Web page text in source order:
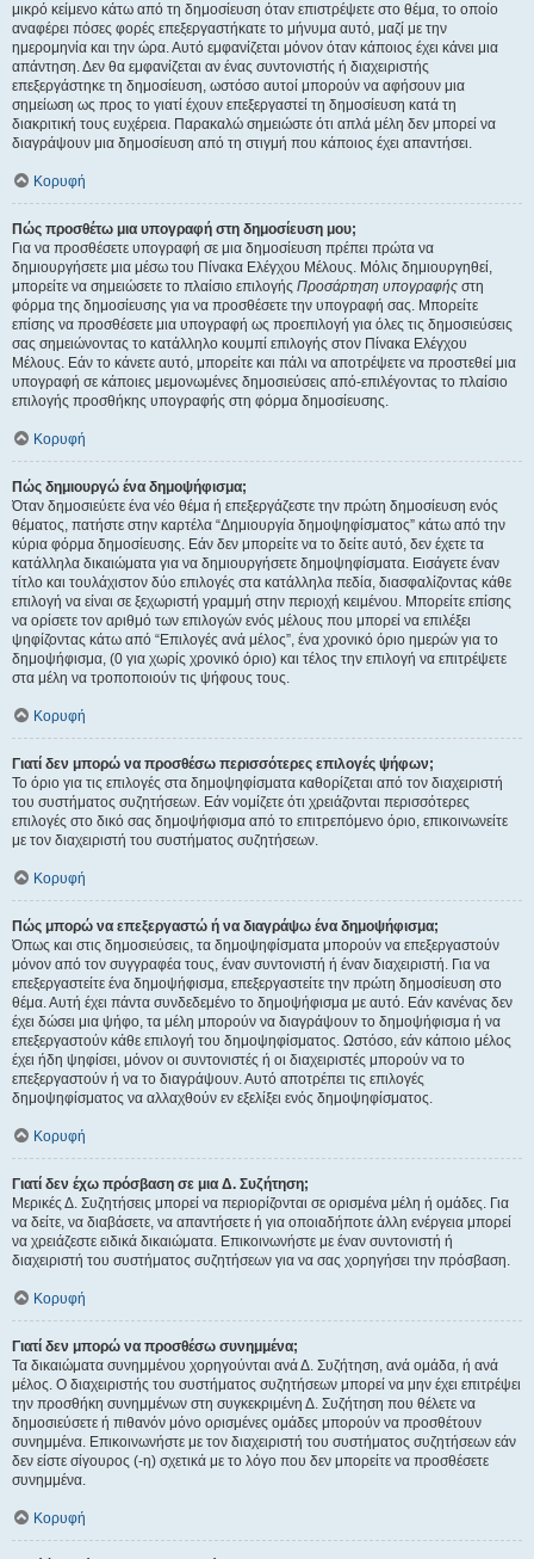
μικρό κείμενο κάτω από τη δημοσίευση όταν επιστρέψετε στο θέμα, το οποίο
αναφέρει πόσες φορές επεξεργαστήκατε το μήνυμα αυτό, μαζί με την
ημερομηνία και την ώρα. Αυτό εμφανίζεται μόνον όταν κάποιος έχει κάνει μια
απάντηση. Δεν θα εμφανίζεται αν ένας συντονιστής ή διαχειριστής
επεξεργάστηκε τη δημοσίευση, ωστόσο αυτοί μπορούν να αφήσουν μια
σημείωση ως προς το γιατί έχουν επεξεργαστεί τη δημοσίευση κατά τη
διακριτική τους ευχέρεια. Παρακαλώ σημειώστε ότι απλά μέλη δεν μπορεί να
διαγράψουν μια δημοσίευση από τη στιγμή που κάποιος έχει απαντήσει.
Κορυφή
Πώς προσθέτω μια υπογραφή στη δημοσίευση μου;
Για να προσθέσετε υπογραφή σε μια δημοσίευση πρέπει πρώτα να
δημιουργήσετε μια μέσω του Πίνακα Ελέγχου Μέλους. Μόλις δημιουργηθεί,
μπορείτε να σημειώσετε το πλαίσιο επιλογής Προσάρτηση υπογραφής στη
φόρμα της δημοσίευσης για να προσθέσετε την υπογραφή σας. Μπορείτε
επίσης να προσθέσετε μια υπογραφή ως προεπιλογή για όλες τις δημοσιεύσεις
σας σημειώνοντας το κατάλληλο κουμπί επιλογής στον Πίνακα Ελέγχου
Μέλους. Εάν το κάνετε αυτό, μπορείτε και πάλι να αποτρέψετε να προστεθεί μια
υπογραφή σε κάποιες μεμονωμένες δημοσιεύσεις από-επιλέγοντας το πλαίσιο
επιλογής προσθήκης υπογραφής στη φόρμα δημοσίευσης.
Κορυφή
Πώς δημιουργώ ένα δημοψήφισμα;
Όταν δημοσιεύετε ένα νέο θέμα ή επεξεργάζεστε την πρώτη δημοσίευση ενός
θέματος, πατήστε στην καρτέλα “Δημιουργία δημοψηφίσματος” κάτω από την
κύρια φόρμα δημοσίευσης. Εάν δεν μπορείτε να το δείτε αυτό, δεν έχετε τα
κατάλληλα δικαιώματα για να δημιουργήσετε δημοψηφίσματα. Εισάγετε έναν
τίτλο και τουλάχιστον δύο επιλογές στα κατάλληλα πεδία, διασφαλίζοντας κάθε
επιλογή να είναι σε ξεχωριστή γραμμή στην περιοχή κειμένου. Μπορείτε επίσης
να ορίσετε τον αριθμό των επιλογών ενός μέλους που μπορεί να επιλέξει
ψηφίζοντας κάτω από “Επιλογές ανά μέλος”, ένα χρονικό όριο ημερών για το
δημοψήφισμα, (0 για χωρίς χρονικό όριο) και τέλος την επιλογή να επιτρέψετε
στα μέλη να τροποποιούν τις ψήφους τους.
Κορυφή
Γιατί δεν μπορώ να προσθέσω περισσότερες επιλογές ψήφων;
Το όριο για τις επιλογές στα δημοψηφίσματα καθορίζεται από τον διαχειριστή
του συστήματος συζητήσεων. Εάν νομίζετε ότι χρειάζονται περισσότερες
επιλογές στο δικό σας δημοψήφισμα από το επιτρεπόμενο όριο, επικοινωνείτε
με τον διαχειριστή του συστήματος συζητήσεων.
Κορυφή
Πώς μπορώ να επεξεργαστώ ή να διαγράψω ένα δημοψήφισμα;
Όπως και στις δημοσιεύσεις, τα δημοψηφίσματα μπορούν να επεξεργαστούν
μόνον από τον συγγραφέα τους, έναν συντονιστή ή έναν διαχειριστή. Για να
επεξεργαστείτε ένα δημοψήφισμα, επεξεργαστείτε την πρώτη δημοσίευση στο
θέμα. Αυτή έχει πάντα συνδεδεμένο το δημοψήφισμα με αυτό. Εάν κανένας δεν
έχει δώσει μια ψήφο, τα μέλη μπορούν να διαγράψουν το δημοψήφισμα ή να
επεξεργαστούν κάθε επιλογή του δημοψηφίσματος. Ωστόσο, εάν κάποιο μέλος
έχει ήδη ψηφίσει, μόνον οι συντονιστές ή οι διαχειριστές μπορούν να το
επεξεργαστούν ή να το διαγράψουν. Αυτό αποτρέπει τις επιλογές
δημοψηφίσματος να αλλαχθούν εν εξελίξει ενός δημοψηφίσματος.
Κορυφή
Γιατί δεν έχω πρόσβαση σε μια Δ. Συζήτηση;
Μερικές Δ. Συζητήσεις μπορεί να περιορίζονται σε ορισμένα μέλη ή ομάδες. Για
να δείτε, να διαβάσετε, να απαντήσετε ή για οποιαδήποτε άλλη ενέργεια μπορεί
να χρειάζεστε ειδικά δικαιώματα. Επικοινωνήστε με έναν συντονιστή ή
διαχειριστή του συστήματος συζητήσεων για να σας χορηγήσει την πρόσβαση.
Κορυφή
Γιατί δεν μπορώ να προσθέσω συνημμένα;
Τα δικαιώματα συνημμένου χορηγούνται ανά Δ. Συζήτηση, ανά ομάδα, ή ανά
μέλος. Ο διαχειριστής του συστήματος συζητήσεων μπορεί να μην έχει επιτρέψει
την προσθήκη συνημμένων στη συγκεκριμένη Δ. Συζήτηση που θέλετε να
δημοσιεύσετε ή πιθανόν μόνο ορισμένες ομάδες μπορούν να προσθέτουν
συνημμένα. Επικοινωνήστε με τον διαχειριστή του συστήματος συζητήσεων εάν
δεν είστε σίγουρος (-η) σχετικά με το λόγο που δεν μπορείτε να προσθέσετε
συνημμένα.
Κορυφή